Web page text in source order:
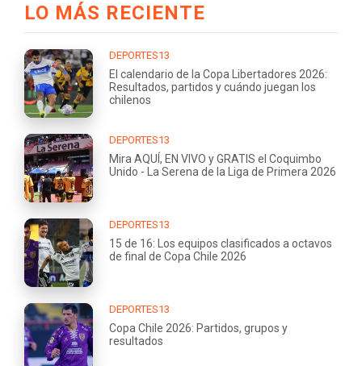
LO MÁS RECIENTE
DEPORTES13
El calendario de la Copa Libertadores 2026:
Resultados, partidos y cuándo juegan los
chilenos
DEPORTES13
Mira AQUÍ, EN VIVO y GRATIS el Coquimbo
Unido - La Serena de la Liga de Primera 2026
DEPORTES13
15 de 16: Los equipos clasificados a octavos
de final de Copa Chile 2026
DEPORTES13
Copa Chile 2026: Partidos, grupos y
resultados